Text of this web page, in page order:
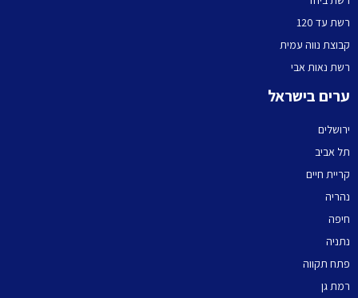
רשת עד 120
קבוצת נווה עמית
רשת נאות אבי
ערים בישראל
ירושלים
תל אביב
קריית חיים
נהריה
חיפה
נתניה
פתח תקווה
רמת גן